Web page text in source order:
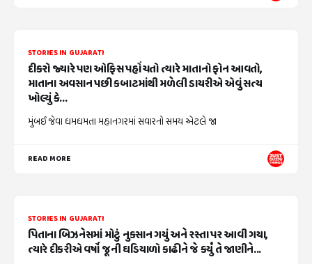
STORIES IN GUJARATI
દીકરો જ્યારે પણ ઓફિસ પહોંચતો ત્યારે માતાનો ફોન આવતો,
માતાના અવસાન પછી કબાટમાંથી મળેલી ડાયરીએ એવું સત્ય
ખોલ્યું કે...
મુંબઈ જેવા ધમધમતા મહાનગરમાં સવારનો સમય એટલે જા
READ MORE
STORIES IN GUJARATI
પિતાના બિઝનેસમાં મોટું નુકસાન ગયું અને રસ્તા પર આવી ગયા,
ત્યારે દીકરીએ વર્ષો જૂની ઘડિયાળો કાઢીને જે કર્યું તે જાણીને...